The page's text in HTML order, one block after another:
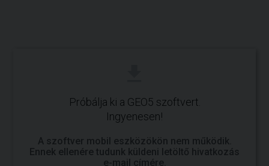
Próbálja ki a GEO5 szoftvert.
Ingyenesen!
A szoftver mobil eszközökön nem működik.
Ennek ellenére tudunk küldeni letöltő hivatkozás
e-mail címére.